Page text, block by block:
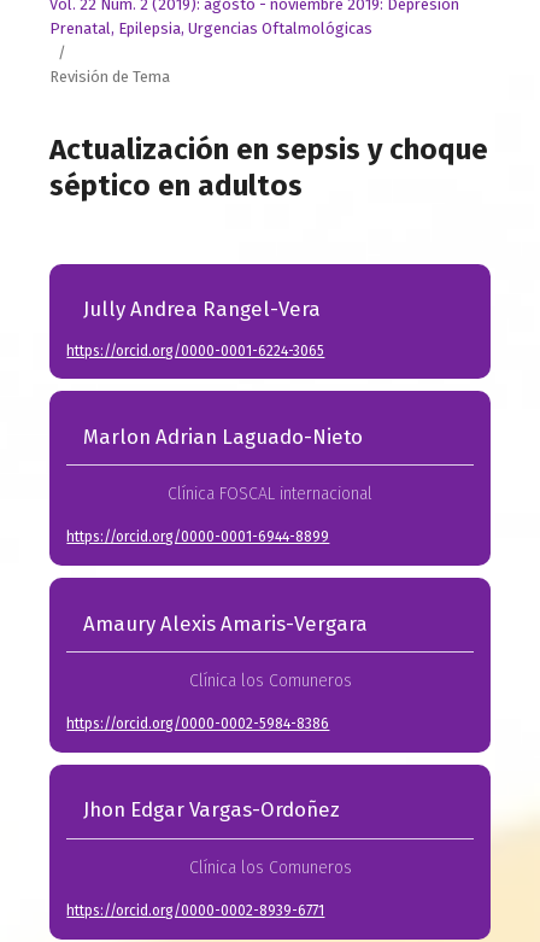
Vol. 22 Núm. 2 (2019): agosto - noviembre 2019: Depresión
Prenatal, Epilepsia, Urgencias Oftalmológicas
/
Revisión de Tema
Actualización en sepsis y choque
séptico en adultos
Jully Andrea Rangel-Vera
https://orcid.org/0000-0001-6224-3065
Marlon Adrian Laguado-Nieto
Clínica FOSCAL internacional
https://orcid.org/0000-0001-6944-8899
Amaury Alexis Amaris-Vergara
Clínica los Comuneros
https://orcid.org/0000-0002-5984-8386
Jhon Edgar Vargas-Ordoñez
Clínica los Comuneros
https://orcid.org/0000-0002-8939-6771